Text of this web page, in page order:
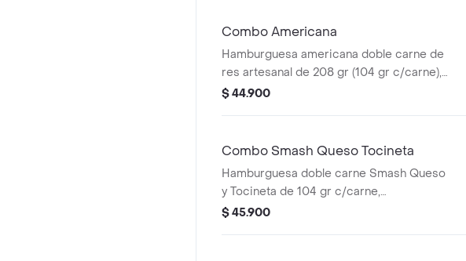
Combo Americana
Hamburguesa americana doble carne de
res artesanal de 208 gr (104 gr c/carne),
con papas medianas, 1 copa de salsa
$ 44.900
Combo Smash Queso Tocineta
Hamburguesa doble carne Smash Queso
y Tocineta de 104 gr c/carne,
acompañada con papas medianas y
$ 45.900